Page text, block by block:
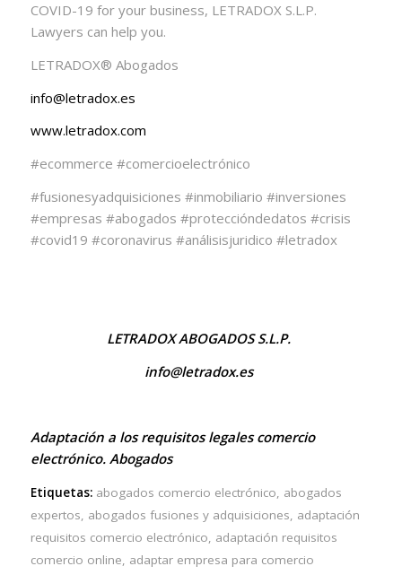
COVID-19 for your business, LETRADOX S.L.P.
Lawyers can help you.
LETRADOX®️ Abogados
info@letradox.es
www.letradox.com
#ecommerce #comercioelectrónico
#fusionesyadquisiciones #inmobiliario #inversiones
#empresas #abogados #proteccióndedatos #crisis
#covid19 #coronavirus #análisisjuridico #letradox
LETRADOX ABOGADOS S.L.P.
info@letradox.es
Adaptación a los requisitos legales comercio
electrónico. Abogados
Etiquetas: abogados comercio electrónico, abogados
expertos, abogados fusiones y adquisiciones, adaptación
requisitos comercio electrónico, adaptación requisitos
comercio online, adaptar empresa para comercio